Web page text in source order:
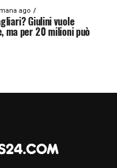
ago
Giulini vuole
ma per 20 milioni può